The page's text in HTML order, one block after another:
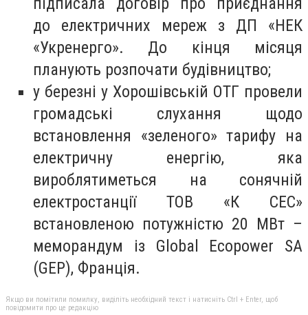
до електричних мереж з ДП «НЕК
«Укренерго». До кінця місяця
планують розпочати будівництво;
у березні у Хорошівській ОТГ провели
громадські слухання щодо
встановлення «зеленого» тарифу на
електричну енергію, яка
вироблятиметься на сонячній
електростанції ТОВ «К СЕС»
встановленою потужністю 20 МВт –
меморандум із Global Ecopower SA
(GEP), Франція.
Якщо ви помітили помилку, виділіть необхідний текст і натисніть Ctrl + Enter, щоб
повідомити про це редакцію